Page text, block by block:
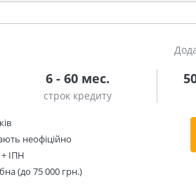
6 - 60 мес.
строк кредиту
неофіційно
ІПН
(до 75 000 грн.)